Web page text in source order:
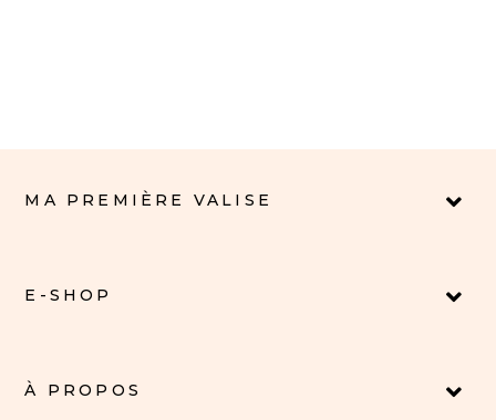
MA PREMIÈRE VALISE
E-SHOP
À PROPOS